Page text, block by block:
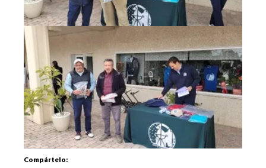
Compártelo: